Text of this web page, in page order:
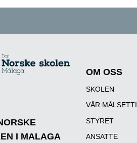
I MALAGA
OM OSS
SKOLEN
VÅR
STYRET
ANSATTE